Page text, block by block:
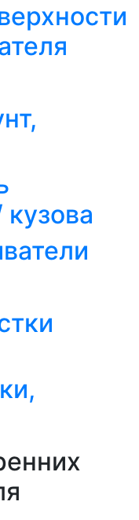
кузова